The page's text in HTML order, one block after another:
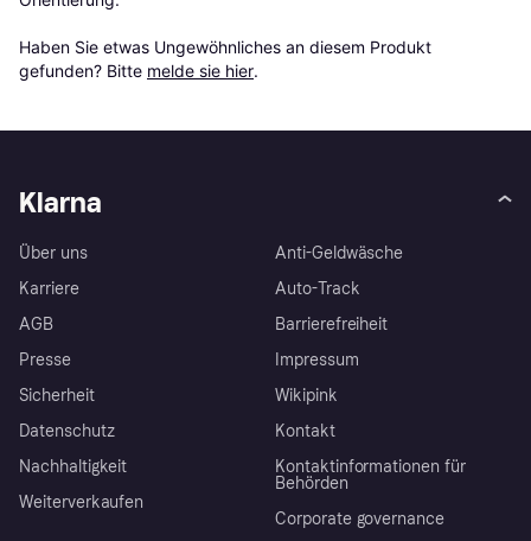
Haben Sie etwas Ungewöhnliches an diesem Produkt
gefunden? Bitte melde sie hier.
Klarna
Über uns
Karriere
AGB
Presse
Sicherheit
Datenschutz
Nachhaltigkeit
Weiterverkaufen
Anti-Geldwäsche
Auto-Track
Barrierefreiheit
Impressum
Wikipink
Kontakt
Kontaktinformationen für
Behörden
Corporate governance